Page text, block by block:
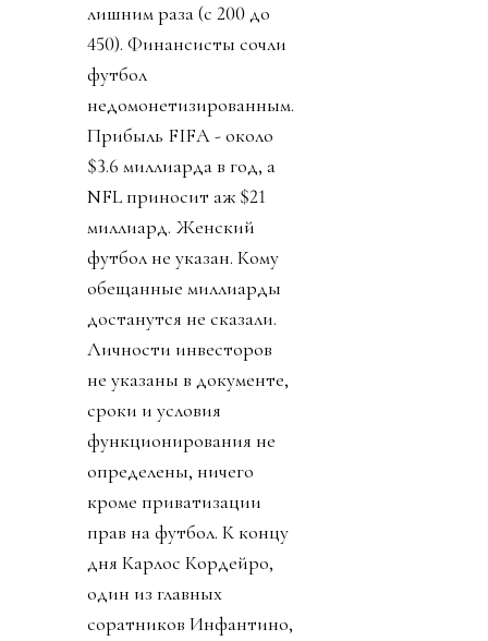
лишним раза (с 200 до
450). Финансисты сочли
футбол
недомонетизированным.
Прибыль FIFA - около
$3.6 миллиарда в год, а
NFL приносит аж $21
миллиард. Женский
футбол не указан. Кому
обещанные миллиарды
достанутся не сказали.
Личности инвесторов
не указаны в документе,
сроки и условия
функционирования не
определены, ничего
кроме приватизации
прав на футбол. К концу
дня Карлос Кордейро,
один из главных
соратников Инфантино,